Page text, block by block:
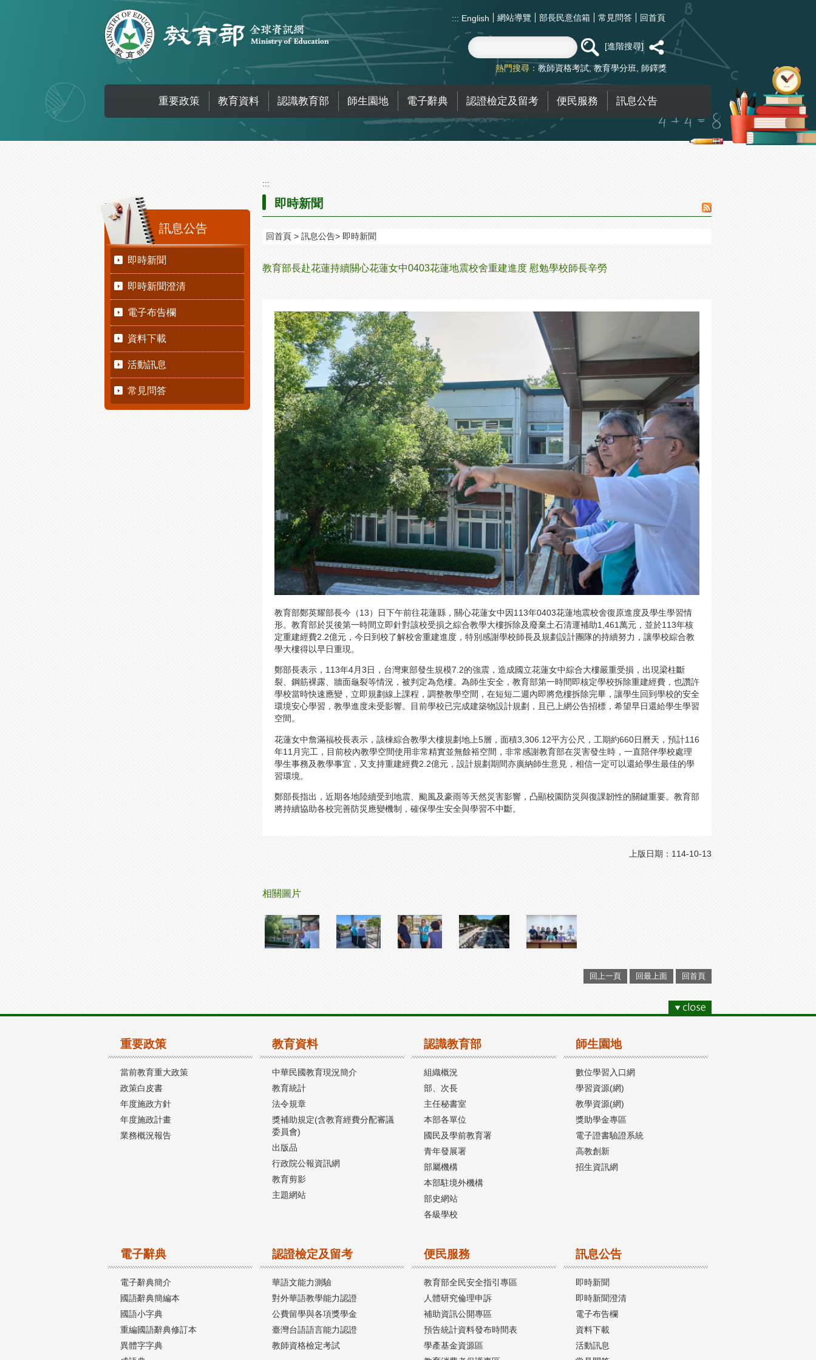
::: English 網站導覽 部長民意信箱 常見問答 回首頁
進階搜尋
熱門搜尋： 教師資格考試 教育學分班 師鐸獎
重要政策 教育資料 認識教育部 師生園地 電子辭典 認證檢定及留考 便民服務 訊息公告
:::
訊息公告
即時新聞
即時新聞澄清
電子布告欄
資料下載
活動訊息
常見問答
:::
即時新聞
回首頁 訊息公告 即時新聞
教育部長赴花蓮持續關心花蓮女中0403花蓮地震校舍重建進度 慰勉學校師長辛勞
教育部鄭英耀部長今（13）日下午前往花蓮縣，關心花蓮女中因113年0403花蓮地震校舍復原進度及學生學習情
形。教育部於災後第一時間立即針對該校受損之綜合教學大樓拆除及廢棄土石清運補助1,461萬元，並於113年核
定重建經費2.2億元，今日到校了解校舍重建進度，特別感謝學校師長及規劃設計團隊的持續努力，讓學校綜合教
學大樓得以早日重現。
鄭部長表示，113年4月3日，台灣東部發生規模7.2的強震，造成國立花蓮女中綜合大樓嚴重受損，出現梁柱斷
裂、鋼筋裸露、牆面龜裂等情況，被判定為危樓。為師生安全，教育部第一時間即核定學校拆除重建經費，也讚許
學校當時快速應變，立即規劃線上課程，調整教學空間，在短短二週內即將危樓拆除完畢，讓學生回到學校的安全
環境安心學習，教學進度未受影響。目前學校已完成建築物設計規劃，且已上網公告招標，希望早日還給學生學習
空間。
花蓮女中詹滿福校長表示，該棟綜合教學大樓規劃地上5層，面積3,306.12平方公尺，工期約660日曆天，預計116
年11月完工，目前校內教學空間使用非常精實並無餘裕空間，非常感謝教育部在災害發生時，一直陪伴學校處理
學生事務及教學事宜，又支持重建經費2.2億元，設計規劃期間亦廣納師生意見，相信一定可以還給學生最佳的學
習環境。
鄭部長指出，近期各地陸續受到地震、颱風及豪雨等天然災害影響，凸顯校園防災與復課韌性的關鍵重要。教育部
將持續協助各校完善防災應變機制，確保學生安全與學習不中斷。
上版日期：114-10-13
相關圖片
回上一頁 回最上面 回首頁
重要政策
當前教育重大政策
政策白皮書
年度施政方針
年度施政計畫
業務概況報告
教育資料
中華民國教育現況簡介
教育統計
法令規章
獎補助規定(含教育經費分配審議
委員會)
出版品
行政院公報資訊網
教育剪影
主題網站
認識教育部
組織概況
部、次長
主任秘書室
本部各單位
國民及學前教育署
青年發展署
部屬機構
本部駐境外機構
部史網站
各級學校
師生園地
數位學習入口網
學習資源(網)
教學資源(網)
獎助學金專區
電子證書驗證系統
高教創新
招生資訊網
電子辭典
電子辭典簡介
國語辭典簡編本
國語小字典
重編國語辭典修訂本
異體字字典
認證檢定及留考
華語文能力測驗
對外華語教學能力認證
公費留學與各項獎學金
臺灣台語語言能力認證
教師資格檢定考試
便民服務
教育部全民安全指引專區
人體研究倫理申訴
補助資訊公開專區
預告統計資料發布時間表
學產基金資源區
訊息公告
即時新聞
即時新聞澄清
電子布告欄
資料下載
活動訊息